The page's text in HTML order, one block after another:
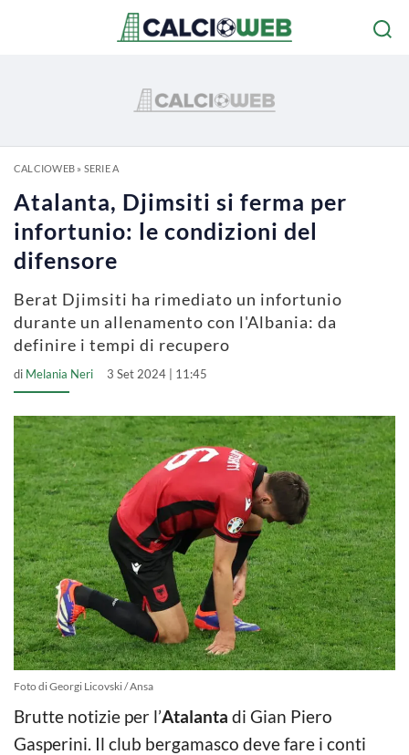
CALCIOWEB» SERIE A
Atalanta, Djimsiti si ferma per
infortunio: le condizioni del
difensore
Berat Djimsiti ha rimediato un infortunio
durante un allenamento con l'Albania: da
definire i tempi di recupero
di Melania Neri 3 Set 2024 | 11:45
Foto di Georgi Licovski / Ansa
Brutte notizie per l’Atalanta di Gian Piero
Gasperini. Il club bergamasco deve fare i conti